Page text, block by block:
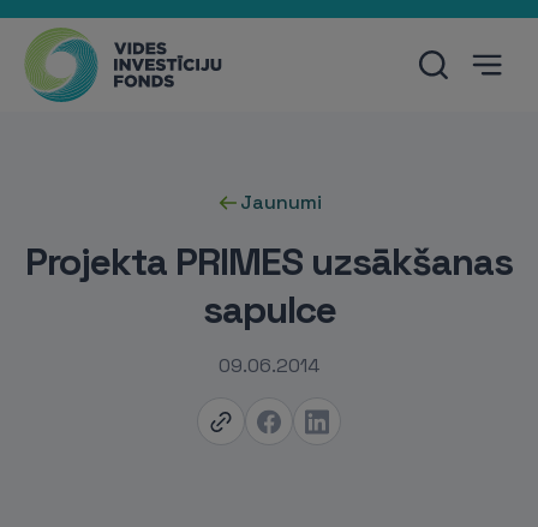
Jaunumi
Projekta PRIMES uzsākšanas
sapulce
09.06.2014